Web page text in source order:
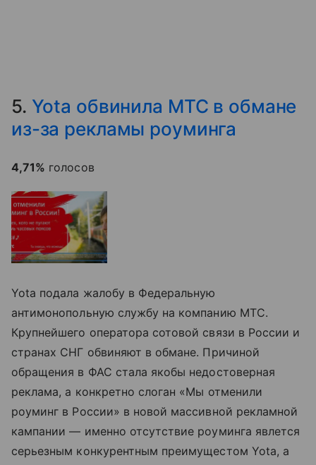
5. Yota обвинила МТС в обмане
из-за рекламы роуминга
4,71% голосов
Yota подала жалобу в Федеральную
антимонопольную службу на компанию МТС.
Крупнейшего оператора сотовой связи в России и
странах СНГ обвиняют в обмане. Причиной
обращения в ФАС стала якобы недостоверная
реклама, а конкретно слоган «Мы отменили
роуминг в России» в новой массивной рекламной
кампании — именно отсутствие роуминга явлется
серьезным конкурентным преимущестом Yota, а